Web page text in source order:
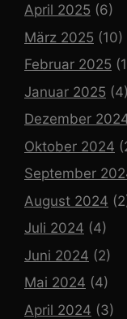
April 2025 (6)
März 2025 (10)
Februar 2025
Januar 2025 (4)
Dezember
Oktober 2024
September
August 2024
Juli 2024 (4)
Juni 2024 (2)
Mai 2024 (4)
April 2024 (3)